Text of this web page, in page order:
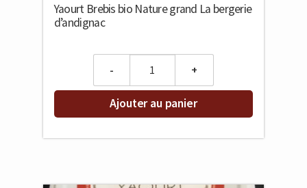
Yaourt Brebis bio Nature grand La bergerie
d’andignac
Ajouter au panier